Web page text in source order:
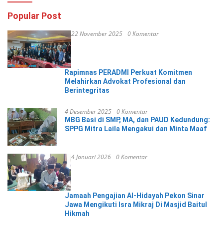
Popular Post
22 November 2025 0 Komentar
Rapimnas PERADMI Perkuat Komitmen
Melahirkan Advokat Profesional dan
Berintegritas
4 Desember 2025 0 Komentar
MBG Basi di SMP, MA, dan PAUD Kedundung:
SPPG Mitra Laila Mengakui dan Minta Maaf
4 Januari 2026 0 Komentar
Jamaah Pengajian Al-Hidayah Pekon Sinar
Jawa Mengikuti Isra Mikraj Di Masjid Baitul
Hikmah